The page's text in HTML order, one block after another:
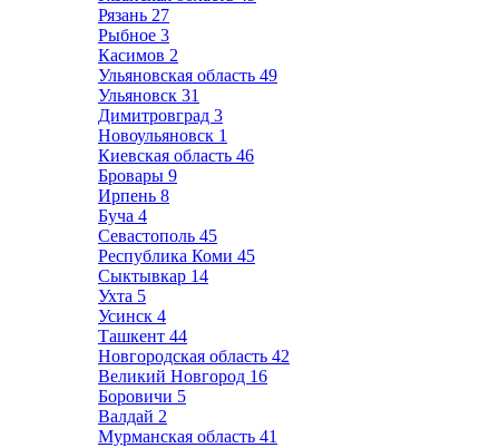
Рязань 27
Рыбное 3
Касимов 2
Ульяновская область 49
Ульяновск 31
Димитровград 3
Новоульяновск 1
Киевская область 46
Бровары 9
Ирпень 8
Буча 4
Севастополь 45
Республика Коми 45
Сыктывкар 14
Ухта 5
Усинск 4
Ташкент 44
Новгородская область 42
Великий Новгород 16
Боровичи 5
Валдай 2
Мурманская область 41